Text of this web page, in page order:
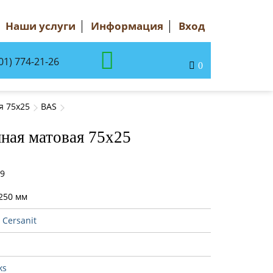
Наши услуги Информация Вход
774-21-26 0
75x25 BAS
матовая 75x25
мм
Cersanit